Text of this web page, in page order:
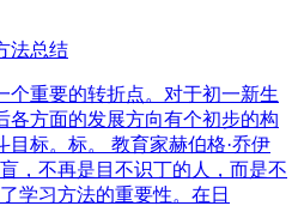
法总结
个重要的转折点。对于初一新生
各方面的发展方向有个初步的构
目标。标。 教育家赫伯格·乔伊
，不再是目不识丁的人，而是不
学习方法的重要性。在日